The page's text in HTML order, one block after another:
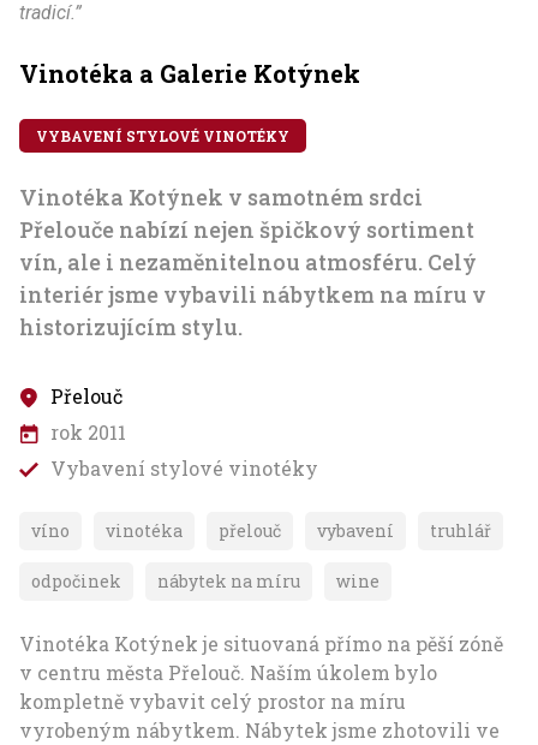
tradicí.”
Vinotéka a Galerie Kotýnek
VYBAVENÍ STYLOVÉ VINOTÉKY
Vinotéka Kotýnek v samotném srdci
Přelouče nabízí nejen špičkový sortiment
vín, ale i nezaměnitelnou atmosféru. Celý
interiér jsme vybavili nábytkem na míru v
historizujícím stylu.
Přelouč
rok 2011
Vybavení stylové vinotéky
víno vinotéka přelouč vybavení truhlář
odpočinek nábytek na míru wine
Vinotéka Kotýnek je situovaná přímo na pěší zóně
v centru města Přelouč. Naším úkolem bylo
kompletně vybavit celý prostor na míru
vyrobeným nábytkem. Nábytek jsme zhotovili ve